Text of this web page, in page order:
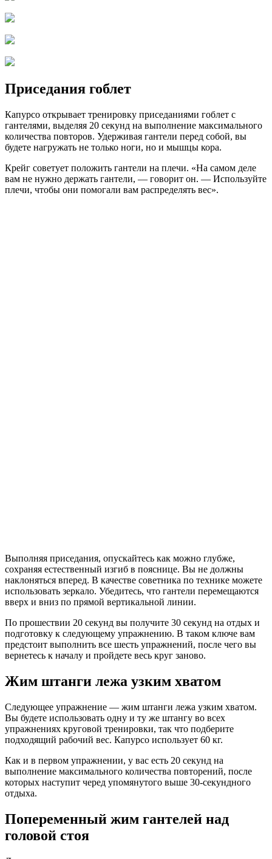
Приседания гоблет
Капурсо открывает тренировку приседаниями гоблет с
гантелями, выделяя 20 секунд на выполнение максимального
количества повторов. Удерживая гантели перед собой, вы
будете нагружать не только ноги, но и мышцы кора.
Крейг советует положить гантели на плечи. «На самом деле
вам не нужно держать гантели, — говорит он. — Используйте
плечи, чтобы они помогали вам распределять вес».
Выполняя приседания, опускайтесь как можно глубже,
сохраняя естественный изгиб в пояснице. Вы не должны
наклоняться вперед. В качестве советника по технике можете
использовать зеркало. Убедитесь, что гантели перемещаются
вверх и вниз по прямой вертикальной линии.
По прошествии 20 секунд вы получите 30 секунд на отдых и
подготовку к следующему упражнению. В таком ключе вам
предстоит выполнить все шесть упражнений, после чего вы
вернетесь к началу и пройдете весь круг заново.
Жим штанги лежа узким хватом
Следующее упражнение — жим штанги лежа узким хватом.
Вы будете использовать одну и ту же штангу во всех
упражнениях круговой тренировки, так что подберите
подходящий рабочий вес. Капурсо использует 60 кг.
Как и в первом упражнении, у вас есть 20 секунд на
выполнение максимального количества повторений, после
которых наступит черед упомянутого выше 30-секундного
отдыха.
Попеременный жим гантелей над
головой стоя